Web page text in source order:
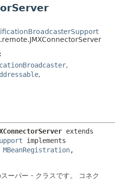
メソッド
詳細:
コンストラクタ
メソッド
,
,
MBeanRegistration
ーパー・クラスです。
コネク